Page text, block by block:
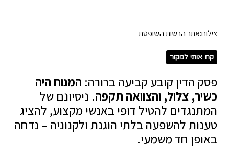
צילום:אתר הרשות השופטת
קח אותי למקור
פסק הדין קובע קביעה ברורה: המנוח היה
כשיר, צלול, והצוואה תקפה. ניסיונם של
המתנגדים להטיל דופי באנשי מקצוע, להציג
טענות להשפעה בלתי הוגנת ולקנוניה – נדחה
באופן חד משמעי.